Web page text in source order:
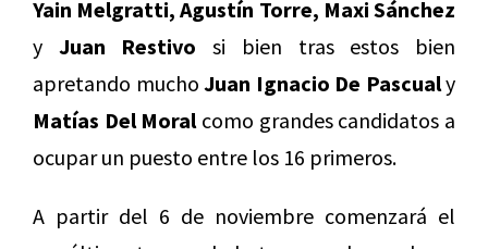
Yain Melgratti, Agustín Torre, Maxi Sánchez
y Juan Restivo si bien tras estos bien
apretando mucho Juan Ignacio De Pascualy
Matías Del Moralcomo grandes candidatos a
ocupar un puesto entre los 16 primeros.
A partir del 6 de noviembre comenzará el